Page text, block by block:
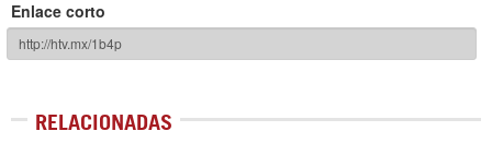
Enlace corto
RELACIONADAS